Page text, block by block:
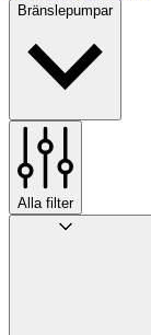
Bränslepumpar
Alla filter